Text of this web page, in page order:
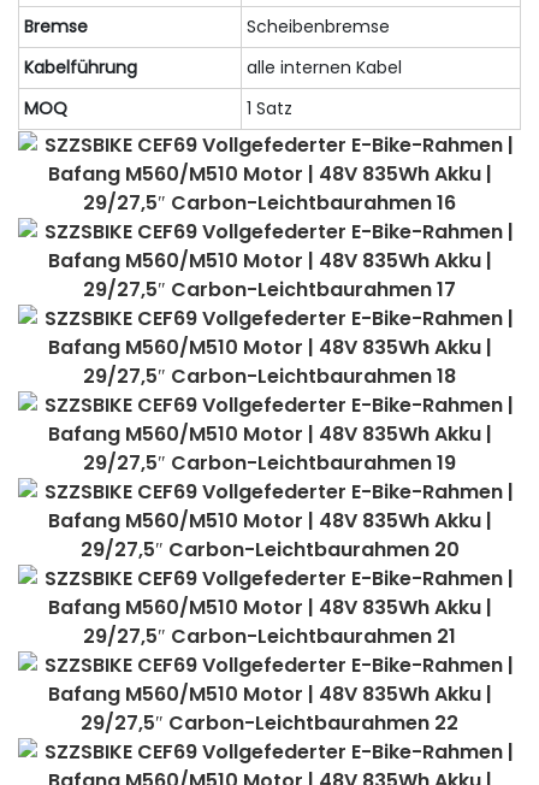
Bremse
Scheibenbremse
Kabelführung
alle internen Kabel
MOQ
1 Satz